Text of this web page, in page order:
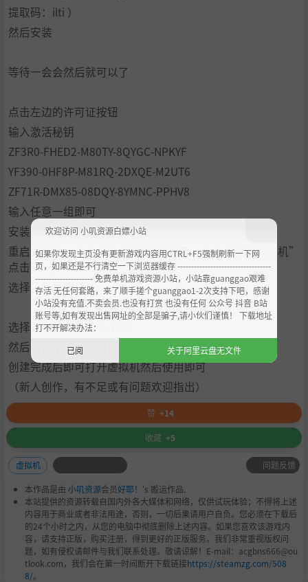
提取码：ilti ）
然后安装
等待一会会然后就可以了
点击左边的许可证按钮
输入激活秘钥
ZF3R0-FHED2-M80TY-8QYGC-NPKYF
YF390-0HF8P-M81RQ-2DXQE-M2UT6
ZF71R-DMX85-08DQY-8YMNC-PPHV8
输入任意一组即可
安装完成后请重启计算机
重启完成后，点击左上角的文件按钮，点击“新建虚拟机”
点击下一步
选择第二个选项
选择已经下载好的iso镜像
然后一直下一步就可以了.
创建完成后即可打开虚拟机然后使用即可
（新人创作，有不足或有问题欢迎指出）
赞 +14
收藏 +5
虚拟机 问题反馈
本作品是由 小叽资源会员好耶！ 's 搬运作品.
本站提供的资源转载自国内外各大媒体和网络，仅供试玩体验；不得将上述
内容用于商业或者非法用途，否则，一切后果请用户自负。您必须在下载后
的24个小时之内，从您的电脑中彻底删除上述内容。如果您喜欢该游戏内
容，请支持正版，购买注册，得到更好的正版服务。我们非常重视版权问
题，如有侵权请邮件与我们联系处理。敬请谅解！E-mail：acgbns666@ou
tlook.com，我们会在第一时间断开下载链接https://steamzg.com/508
8/。
欢迎访问 小叽资源白嫖小站
如果你发现主页没有更新游戏内容用CTRL+F5强制刷新一下网
页，如果还是不行清空一下浏览器缓存 ----------------------------------
--------------------- 免费单机游戏资源小站，小站靠guanggao艰难
存活 无任何套路，来了顺手搓个guanggao1-2次支持下吧，感谢
小站没有充值.不卖会员.也没有打赏 也没有任何 公众号 抖音 B站
账号等,如有发现出售网址的全部是骗子,请小伙们谨慎！ 下载地址
打不开解决办法：
已阅
关于阿里云盘无文件